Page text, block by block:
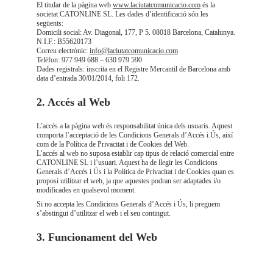
El titular de la pàgina web www.laciutatcomunicacio.com és la
societat CATONLINE SL. Les dades d’identificació són les
següents:
Domicili social: Av. Diagonal, 177, P 5. 08018 Barcelona, Catalunya.
N.I.F.: B55620173
Correu electrònic: info@laciutatcomunicacio.com
Telèfon: 977 949 688 – 630 979 590
Dades registrals: inscrita en el Registre Mercantil de Barcelona amb
data d’entrada 30/01/2014, foli 172.
2. Accés al Web
L’accés a la pàgina web és responsabilitat única dels usuaris. Aquest
comporta l’acceptació de les Condicions Generals d’Accés i Ús, així
com de la Política de Privacitat i de Cookies del Web.
L’accés al web no suposa establir cap tipus de relació comercial entre
CATONLINE SL i l’usuari. Aquest ha de llegir les Condicions
Generals d’Accés i Ús i la Política de Privacitat i de Cookies quan es
proposi utilitzar el web, ja que aquestes podran ser adaptades i/o
modificades en qualsevol moment.
Si no accepta les Condicions Generals d’Accés i Ús, li preguem
s’abstingui d’utilitzar el web i el seu contingut.
3. Funcionament del Web